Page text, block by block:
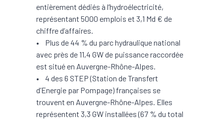
entièrement dédiés à l’hydroélectricité,
représentant 5000 emplois et 3,1 Md € de
chiffre d’affaires.
• Plus de 44 % du parc hydraulique national
avec près de 11,4 GW de puissance raccordée
est situé en Auvergne-Rhône-Alpes.
• 4 des 6 STEP (Station de Transfert
d’Energie par Pompage) françaises se
trouvent en Auvergne-Rhône-Alpes. Elles
représentent 3,3 GW installées (67 % du total